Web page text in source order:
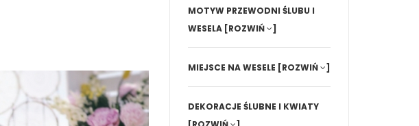
MOTYW PRZEWODNI ŚLUBU I
WESELA [ROZWIŃ ]
MIEJSCE NA WESELE [ROZWIŃ ]
DEKORACJE ŚLUBNE I KWIATY